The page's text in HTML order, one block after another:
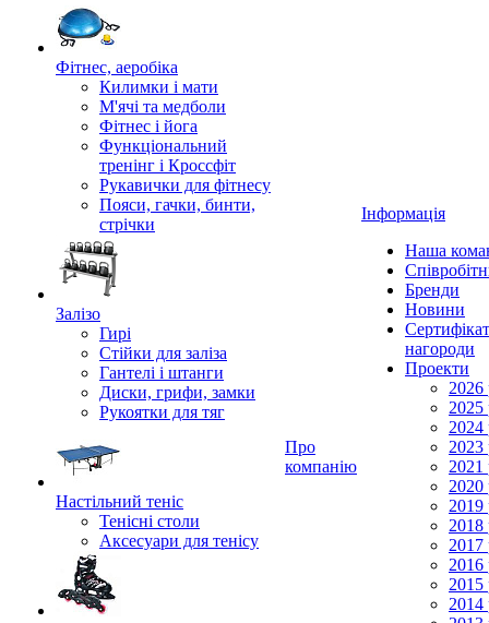
Фітнес, аеробіка
Килимки і мати
М'ячі та медболи
Фітнес і йога
Функціональний
тренінг і Кроссфіт
Рукавички для фітнесу
Пояси, гачки, бинти,
стрічки
Залізо
Гирі
Стійки для заліза
Гантелі і штанги
Диски, грифи, замки
Рукоятки для тяг
Настільний теніс
Тенісні столи
Аксесуари для тенісу
Про
компанію
Інформація
Наша
Бренди
Новини
нагороди
Проекти
2026
2025
2024
2023
2021
2020
2019
2018
2017
2016
2015
2014